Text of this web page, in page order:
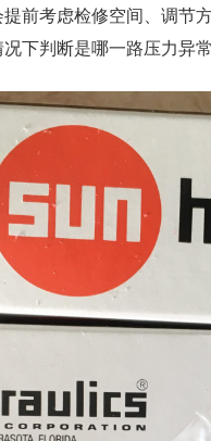
前考虑检修空间、调节
下判断是哪一路压力异